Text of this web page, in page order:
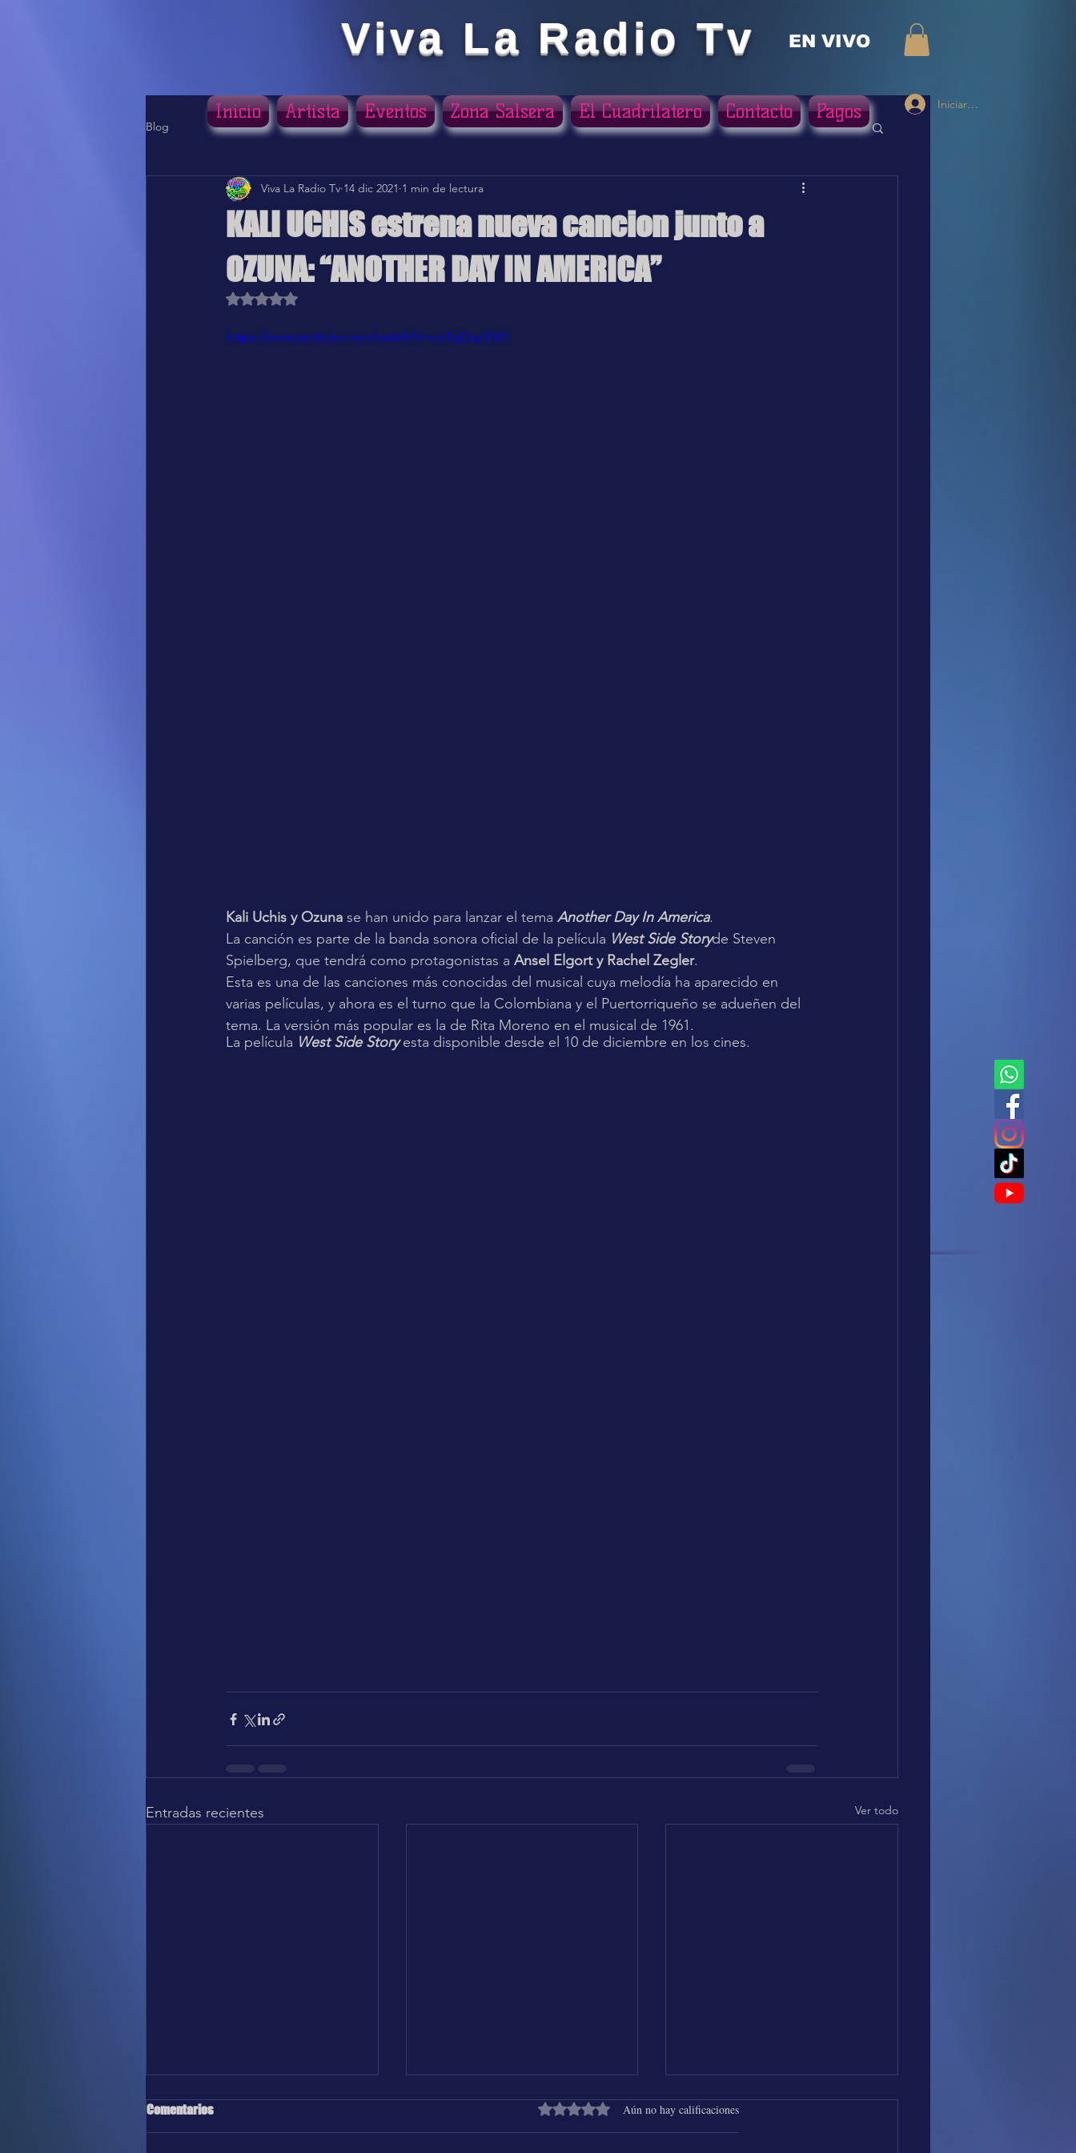
Viva La Radio Tv EN VIVO
Iniciar sesión
Blog
KALI UCHIS estrena nueva cancion junto a
OZUNA: “ANOTHER DAY IN AMERICA”
Viva La Radio Tv 14 dic 2021 1 min de lectura
Obtuvo NaN de 5 estrellas.
https://www.youtube.com/watch?v=cw1qDzyiYW4
Kali Uchis y Ozuna se han unido para lanzar el tema Another Day In America.
La canción es parte de la banda sonora oficial de la película West Side Storyde Steven
Spielberg, que tendrá como protagonistas a Ansel Elgort y Rachel Zegler.
Esta es una de las canciones más conocidas del musical cuya melodía ha aparecido en
varias películas, y ahora es el turno que la Colombiana y el Puertorriqueño se adueñen del
tema. La versión más popular es la de Rita Moreno en el musical de 1961.
La película West Side Story esta disponible desde el 10 de diciembre en los cines.
Entradas recientes Ver todo
Comentarios Obtuvo 0 de 5 estrellas.
Aún no hay calificaciones
Inicio Artista Eventos Zona Salsera El Cuadrilatero Contacto Pagos